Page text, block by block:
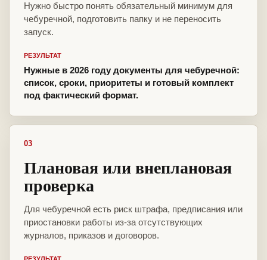
Нужно быстро понять обязательный минимум для
чебуречной, подготовить папку и не переносить
запуск.
РЕЗУЛЬТАТ
Нужные в 2026 году документы для чебуречной:
список, сроки, приоритеты и готовый комплект
под фактический формат.
03
Плановая или внеплановая
проверка
Для чебуречной есть риск штрафа, предписания или
приостановки работы из-за отсутствующих
журналов, приказов и договоров.